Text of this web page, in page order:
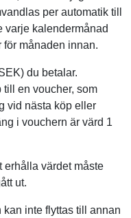
per automatik till
varje kalendermånad
för månaden innan.
du betalar.
en voucher, som
vid nästa köp eller
i vouchern är värd 1
erhålla värdet måste
ut.
inte flyttas till annan